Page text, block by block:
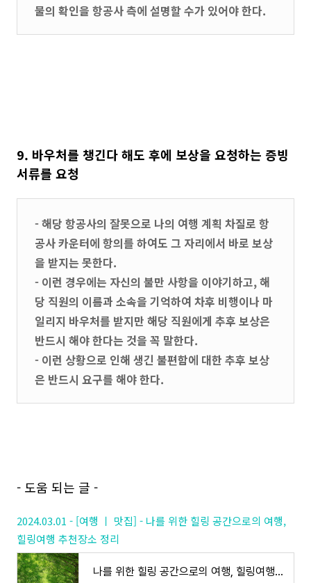
물의 확인을 항공사 측에 설명할 수가 있어야 한다.
9. 바우처를 챙긴다 해도 후에 보상을 요청하는 증빙
서류를 요청
- 해당 항공사의 잘못으로 나의 여행 계획 차질로 항
공사 카운터에 항의를 하여도 그 자리에서 바로 보상
을 받지는 못한다.
- 이런 경우에는 자신의 불만 사항을 이야기하고, 해
당 직원의 이름과 소속을 기억하여 차후 비행이나 마
일리지 바우처를 받지만 해당 직원에게 추후 보상은
반드시 해야 한다는 것을 꼭 말한다.
- 이런 상황으로 인해 생긴 불편함에 대한 추후 보상
은 반드시 요구를 해야 한다.
- 도움 되는 글 -
2024.03.01 - [여행 ㅣ 맛집] - 나를 위한 힐링 공간으로의 여행,
힐링여행 추천장소 정리
나를 위한 힐링 공간으로의 여행, 힐링여행 추천장소 정리